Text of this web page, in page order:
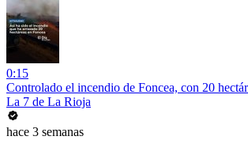
0:15
Controlado el incendio de Foncea, con 20
La 7 de La Rioja
hace 3 semanas